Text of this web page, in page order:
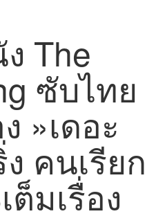
The
ซับไทย
»เดอะ
คนเรียก
ต็มเรื่อง